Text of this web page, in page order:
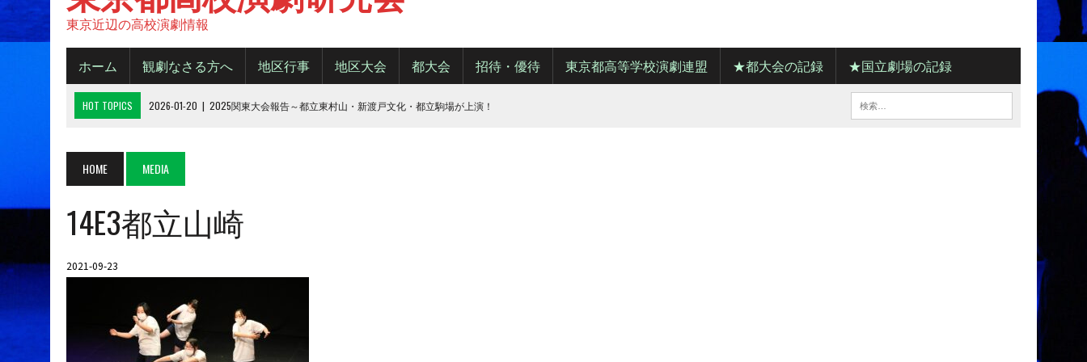
東京近辺の高校演劇情報
ホーム 観劇なさる方へ 地区行事 地区大会 都大会 招待・優待 東京都高等学校演劇連盟 ★都大会の記録 ★国立劇場の記録
HOT TOPICS 2026-01-20 | 2025関東大会報告～都立東村山・新渡戸文化・都立駒場が上演！
2025-10-14 | 2025年 都大会の観劇について
2026-06-15 | 令和８年度城東地区新人デビューフェスティバル
HOME MEDIA
14E3都立山崎
2021-09-23